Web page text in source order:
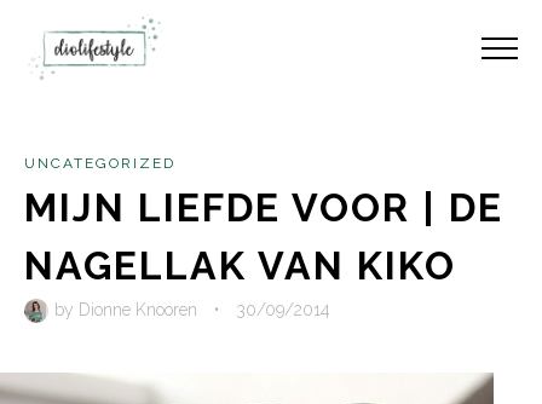
UNCATEGORIZED
MIJN LIEFDE VOOR | DE
NAGELLAK VAN KIKO
by Dionne Knooren • 30/09/2014